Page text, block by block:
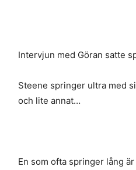
Intervjun med Göran satte
Steene springer ultra med
och lite annat…
En som ofta springer lång